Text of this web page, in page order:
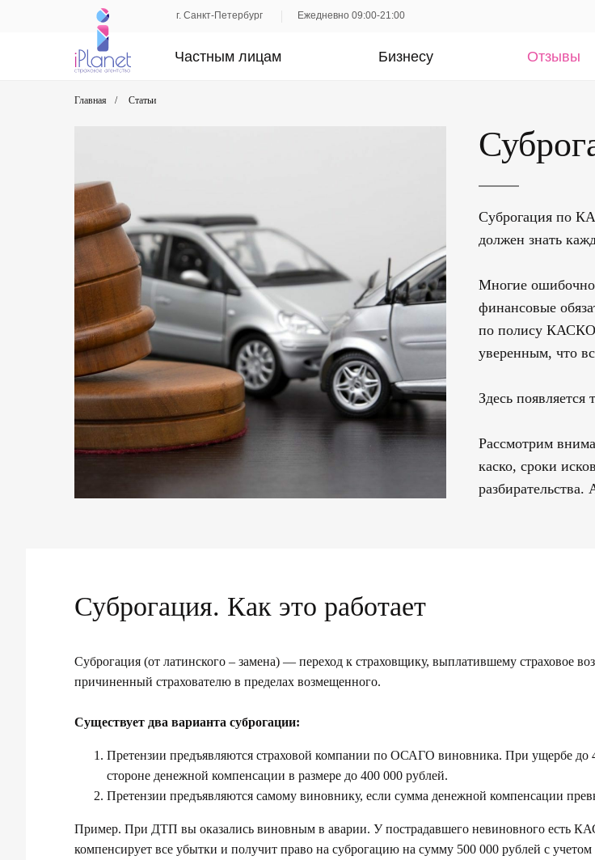
Частным лицам Бизнесу Отзывы
г. Санкт-Петербург Ежедневно 09:00-21:00
Главная / Статьи
Суброгация по
должен знать
Многие
финансовые
по полису КАСКО,
уверенным, что
Здесь
Рассмотрим
каско, сроки
Суброгация. Как это работает
Суброгация (от латинского – замена) — переход к страховщику, выплатившему страховое
причиненный страхователю в пределах возмещенного.
Существует два варианта суброгации:
Претензии предъявляются страховой компании по ОСАГО виновника. При ущербе
стороне денежной компенсации в размере до 400 000 рублей.
Претензии предъявляются самому виновнику, если сумма денежной компенсации
Пример. При ДТП вы оказались виновным в аварии. У пострадавшего невиновного есть
компенсирует все убытки и получит право на суброгацию на сумму 500 000 рублей с